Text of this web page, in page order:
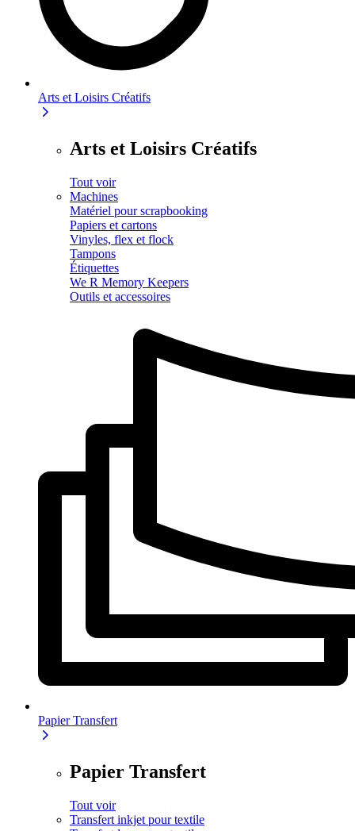
Arts et Loisirs Créatifs
Arts et Loisirs Créatifs
Tout voir
Machines
Matériel pour scrapbooking
Papiers et cartons
Vinyles, flex et flock
Tampons
Étiquettes
We R Memory Keepers
Outils et accessoires
Papier Transfert
Papier Transfert
Tout voir
Transfert inkjet pour textile